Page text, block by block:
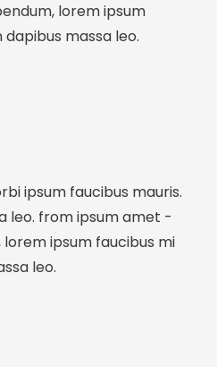
lorem ipsum
massa leo.
ipsum faucibus mauris.
leo. from ipsum amet -
ipsum faucibus mi
leo.